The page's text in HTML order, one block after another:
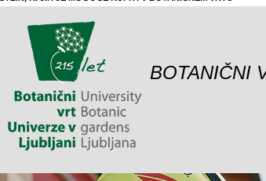
BOTANIČNI